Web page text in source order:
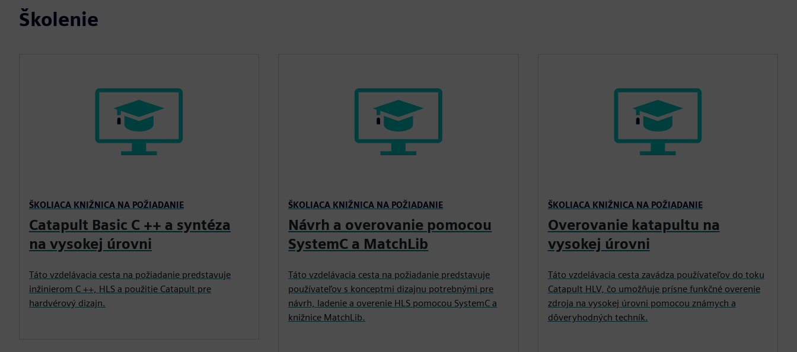
Školenie
ŠKOLIACA KNIŽNICA NA POŽIADANIE
Catapult Basic C ++ a syntéza
na vysokej úrovni
Táto vzdelávacia cesta na požiadanie predstavuje
inžinierom C ++, HLS a použitie Catapult pre
hardvérový dizajn.
ŠKOLIACA KNIŽNICA NA POŽIADANIE
Návrh a overovanie pomocou
SystemC a MatchLib
Táto vzdelávacia cesta na požiadanie predstavuje
používateľov s konceptmi dizajnu potrebnými pre
návrh, ladenie a overenie HLS pomocou SystemC a
knižnice MatchLib.
ŠKOLIACA KNIŽNICA NA POŽIADANIE
Overovanie katapultu na
vysokej úrovni
Táto vzdelávacia cesta zavádza používateľov do toku
Catapult HLV, čo umožňuje prísne funkčné overenie
zdroja na vysokej úrovni pomocou známych a
dôveryhodných techník.